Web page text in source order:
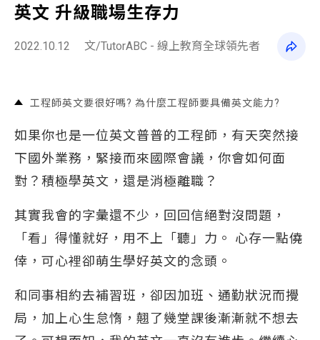
英文 升級職場生存力
2022.10.12 文/TutorABC - 線上教育全球領先者
工程師英文要很好嗎? 為什麼工程師要具備英文能力?
如果你也是一位英文普普的工程師，有天突然接
下國外業務，緊接而來國際會議，你會如何面
對？積極學英文，還是消極離職？
其實我會的字彙還不少，回回信絕對沒問題，
「看」得懂就好，用不上「聽」力。 心存一點僥
倖，可心裡卻萌生學好英文的念頭。
和同事相約去補習班，卻因加班、通勤狀況而攪
局，加上心生怠惰，翹了幾堂課後漸漸就不想去